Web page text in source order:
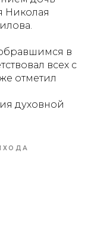
Николая
в
всех с
отметил
духовной